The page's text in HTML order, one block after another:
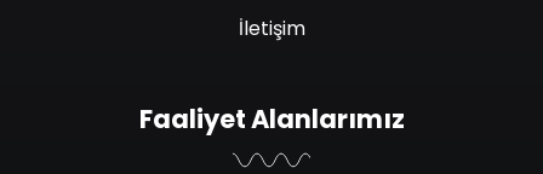
İletişim
Faaliyet Alanlarımız